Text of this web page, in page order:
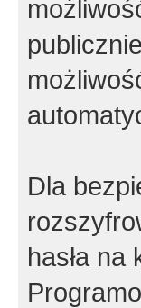
Dla
hasła